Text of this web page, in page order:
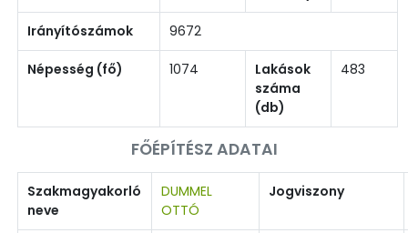
Irányítószámok 9672
Népesség (fő) 1074
Lakások
száma
(db)
483
FŐÉPÍTÉSZ ADATAI
Szakmagyakorló
neve
DUMMEL
OTTÓ
Jogviszony